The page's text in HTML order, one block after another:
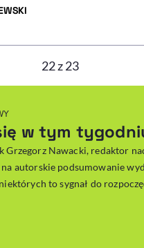
- PROFIL
22 z 23